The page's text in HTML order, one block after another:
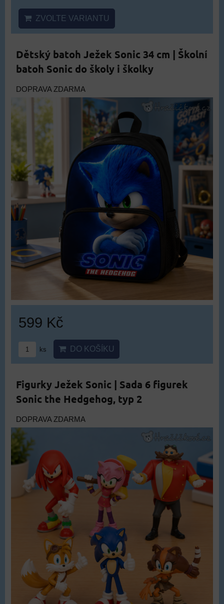
ZVOLTE VARIANTU
Dětský batoh Ježek Sonic 34 cm | Školní
batoh Sonic do školy i školky
DOPRAVA ZDARMA
599 Kč
ks DO KOŠÍKU
Figurky Ježek Sonic | Sada 6 figurek
Sonic the Hedgehog, typ 2
DOPRAVA ZDARMA